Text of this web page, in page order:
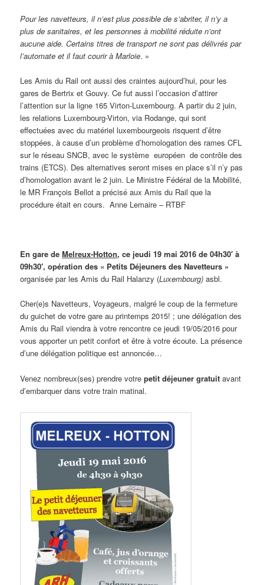
Pour les navetteurs, il n’est plus possible de s’abriter, il n’y a
plus de sanitaires, et les personnes à mobilité réduite n’ont
aucune aide. Certains titres de transport ne sont pas délivrés par
l’automate et il faut courir à Marloie. »
Les Amis du Rail ont aussi des craintes aujourd’hui, pour les
gares de Bertrix et Gouvy. Ce fut aussi l’occasion d’attirer
l’attention sur la ligne 165 Virton-Luxembourg. A partir du 2 juin,
les relations Luxembourg-Virton, via Rodange, qui sont
effectuées avec du matériel luxembourgeois risquent d’être
stoppées, à cause d’un problème d’homologation des rames CFL
sur le réseau SNCB, avec le système européen de contrôle des
trains (ETCS). Des alternatives seront mises en place s’il n’y pas
d’homologation avant le 2 juin. Le Ministre Fédéral de la Mobilité,
le MR François Bellot a précisé aux Amis du Rail que la
procédure était en cours. Anne Lemaire – RTBF
En gare deMelreux-Hotton, ce jeudi 19 mai 2016 de 04h30′ à
09h30′, opération des « Petits Déjeuners des Navetteurs »
organisée par les Amis du Rail Halanzy (Luxembourg) asbl.
Cher(e)s Navetteurs, Voyageurs, malgré le coup de la fermeture
du guichet de votre gare au printemps 2015! ; une délégation des
Amis du Rail viendra à votre rencontre ce jeudi 19/05/2016 pour
vous apporter un petit confort et être à votre écoute. La présence
d’une délégation politique est annoncée…
Venez nombreux(ses) prendre votrepetit déjeuner gratuit avant
d’embarquer dans votre train matinal.